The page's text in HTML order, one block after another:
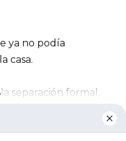
ya no podía
casa.
separación formal,